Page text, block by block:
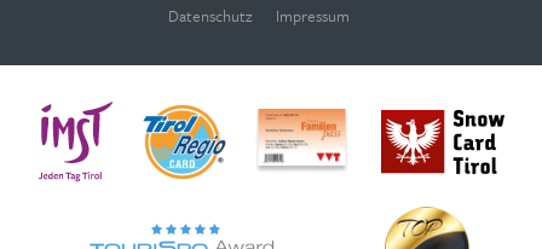
Datenschutz
Impressum